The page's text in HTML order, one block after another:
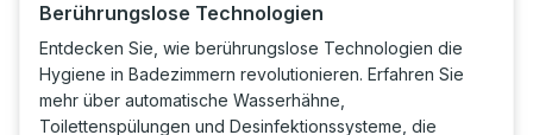
Berührungslose Technologien
Entdecken Sie, wie berührungslose Technologien die
Hygiene in Badezimmern revolutionieren. Erfahren Sie
mehr über automatische Wasserhähne,
Toilettenspülungen und Desinfektionssysteme, die